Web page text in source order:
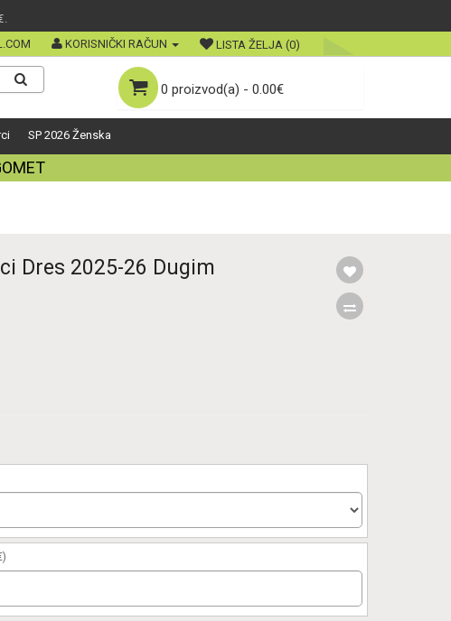
KORISNIČKI RAČUN LISTA ŽELJA (0)
0 proizvod(a) - 0.00€
SP 2026 Ženska
Dres 2025-26 Dugim